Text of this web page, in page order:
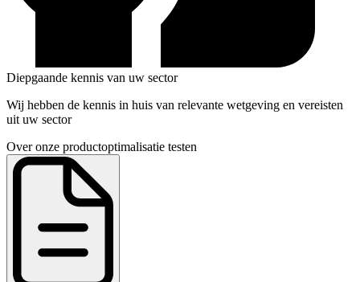
Diepgaande kennis van uw sector
Wij hebben de kennis in huis van relevante wetgeving en vereisten
uit uw sector
Over onze productoptimalisatie testen